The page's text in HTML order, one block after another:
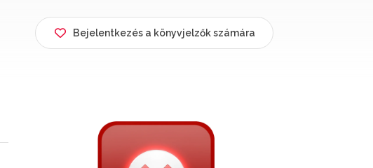
Bejelentkezés a könyvjelzők számára